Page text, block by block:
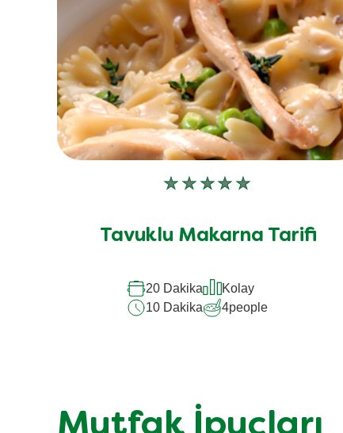
Bu
için
Tavuklu Makarna Tarifi
20 Dakika
Kolay
10 Dakika
4people